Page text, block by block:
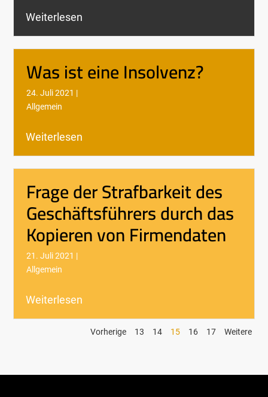
Weiterlesen
Was ist eine Insolvenz?
24. Juli 2021 |
Allgemein
Weiterlesen
Frage der Strafbarkeit des
Geschäftsführers durch das
Kopieren von Firmendaten
21. Juli 2021 |
Allgemein
Weiterlesen
Vorherige 13 14 15 16 17 Weitere